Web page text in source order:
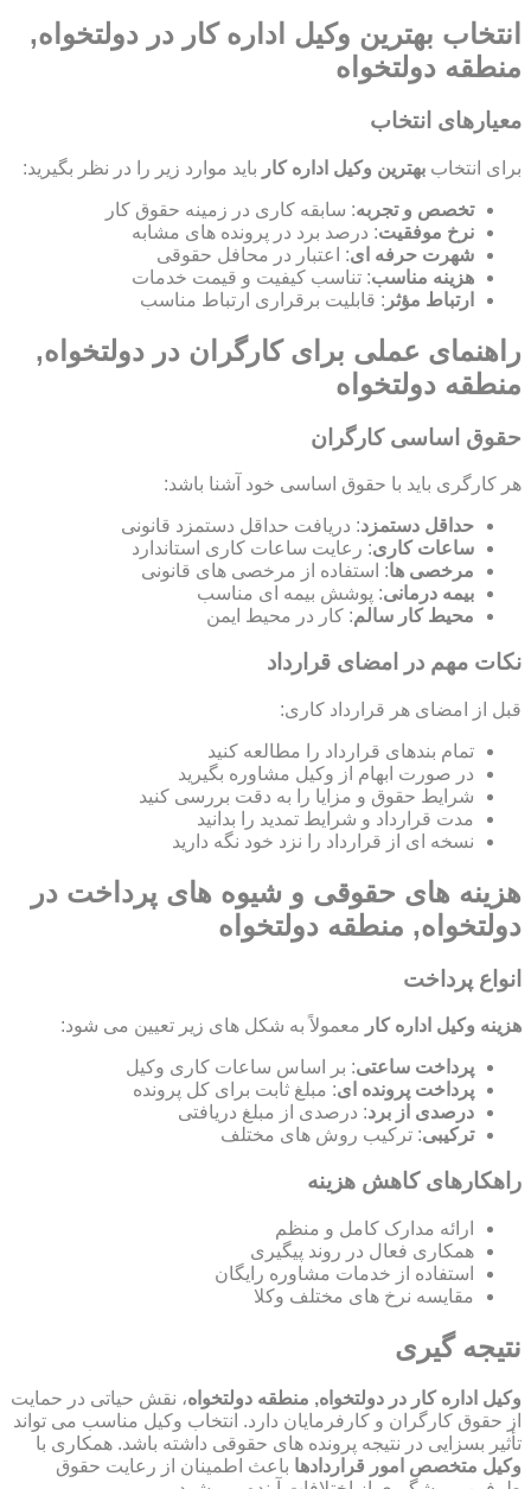
انتخاب بهترین وکیل اداره کار در دولتخواه,
منطقه دولتخواه
معیارهای انتخاب
برای انتخاب بهترین وکیل اداره کار باید موارد زیر را در نظر بگیرید:
تخصص و تجربه: سابقه کاری در زمینه حقوق کار
نرخ موفقیت: درصد برد در پرونده های مشابه
شهرت حرفه ای: اعتبار در محافل حقوقی
هزینه مناسب: تناسب کیفیت و قیمت خدمات
ارتباط مؤثر : قابلیت برقراری ارتباط مناسب
راهنمای عملی برای کارگران در دولتخواه,
منطقه دولتخواه
حقوق اساسی کارگران
هر کارگری باید با حقوق اساسی خود آشنا باشد:
حداقل دستمزد: دریافت حداقل دستمزد قانونی
ساعات کاری: رعایت ساعات کاری استاندارد
مرخصی ها: استفاده از مرخصی های قانونی
بیمه درمانی: پوشش بیمه ای مناسب
محیط کار سالم: کار در محیط ایمن
نکات مهم در امضای قرارداد
قبل از امضای هر قرارداد کاری:
تمام بندهای قرارداد را مطالعه کنید
در صورت ابهام از وکیل مشاوره بگیرید
شرایط حقوق و مزایا را به دقت بررسی کنید
مدت قرارداد و شرایط تمدید را بدانید
نسخه ای از قرارداد را نزد خود نگه دارید
هزینه های حقوقی و شیوه های پرداخت در
دولتخواه, منطقه دولتخواه
انواع پرداخت
هزینه وکیل اداره کار معمولاً به شکل های زیر تعیین می شود:
پرداخت ساعتی: بر اساس ساعات کاری وکیل
پرداخت پرونده ای: مبلغ ثابت برای کل پرونده
درصدی از برد: درصدی از مبلغ دریافتی
ترکیبی: ترکیب روش های مختلف
راهکارهای کاهش هزینه
ارائه مدارک کامل و منظم
همکاری فعال در روند پیگیری
استفاده از خدمات مشاوره رایگان
مقایسه نرخ های مختلف وکلا
نتیجه گیری
وکیل اداره کار در دولتخواه, منطقه دولتخواه، نقش حیاتی در حمایت
از حقوق کارگران و کارفرمایان دارد. انتخاب وکیل مناسب می تواند
تأثیر بسزایی در نتیجه پرونده های حقوقی داشته باشد. همکاری با
وکیل متخصص امور قراردادها باعث اطمینان از رعایت حقوق